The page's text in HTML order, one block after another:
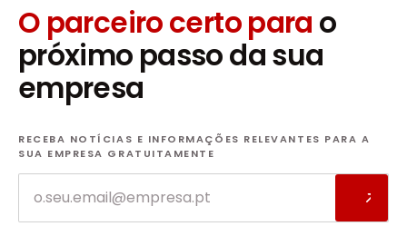
O parceiro certo para o
próximo passo da sua
empresa
RECEBA NOTÍCIAS E INFORMAÇÕES RELEVANTES PARA A
SUA EMPRESA GRATUITAMENTE